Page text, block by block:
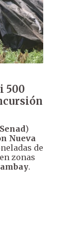
500
Senad)
Nueva
de
zonas
.